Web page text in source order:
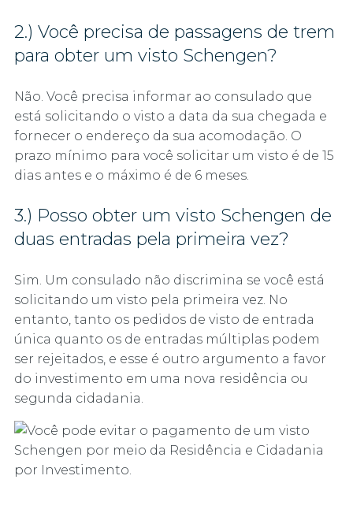
2.) Você precisa de passagens de trem
para obter um visto Schengen?
Não. Você precisa informar ao consulado que
está solicitando o visto a data da sua chegada e
fornecer o endereço da sua acomodação. O
prazo mínimo para você solicitar um visto é de 15
dias antes e o máximo é de 6 meses.
3.) Posso obter um visto Schengen de
duas entradas pela primeira vez?
Sim. Um consulado não discrimina se você está
solicitando um visto pela primeira vez. No
entanto, tanto os pedidos de visto de entrada
única quanto os de entradas múltiplas podem
ser rejeitados, e esse é outro argumento a favor
do investimento em uma nova residência ou
segunda cidadania.